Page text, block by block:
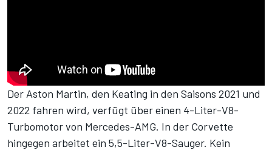
Der Aston Martin, den Keating in den Saisons 2021 und
2022 fahren wird, verfügt über einen 4-Liter-V8-
Turbomotor von Mercedes-AMG. In der Corvette
hingegen arbeitet ein 5,5-Liter-V8-Sauger. Kein